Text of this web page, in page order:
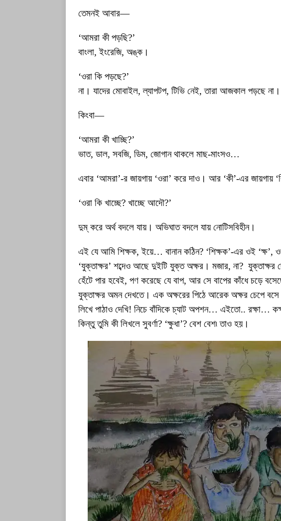
তেমনই আবার—
‘আমরা কী পড়ছি?’
বাংলা, ইংরেজি, অঙ্ক।
‘ওরা কি পড়ছে?’
না। যাদের মোবাইল, ল্যাপটপ, টিভি নেই, তারা আজকাল পড়ছে না।
কিংবা—
‘আমরা কী খাচ্ছি?’
ভাত, ডাল, সবজি, ডিম, জোগান থাকলে মাছ-মাংসও…
এবার ‘আমরা’-র জায়গায় ‘ওরা’ করে দাও। আর ‘কী’-এর জায়গায়
‘ওরা কি খাচ্ছে? খাচ্ছে আদৌ?’
দুম্ করে অর্থ বদলে যায়। অভিঘাত বদলে যায় নোটিসবিহীন।
এই যে আমি শিক্ষক, ইয়ে… বানান কঠিন? ‘শিক্ষক’-এর ওই
‘যুক্তাক্ষর’ শব্দেও আছে দুইটি যুক্ত অক্ষর। মজার, না?
হেঁটে পার হবেই, পণ করেছে যে বাপ, আর সে বাপের কাঁধে চড়ে
যুক্তাক্ষর অমন দেখতে। এক অক্ষরের পিঠে আরেক অক্ষর চেপে বসে।
লিখে পাঠাও দেখি! নিচে বাঁদিকে চ্যাট অপশন… এইতো.. রক্ষা…
কিন্তু তুমি কী লিখলে সুবর্ণা? ‘ক্ষুধা’? বেশ বেশ৷ তাও হয়।